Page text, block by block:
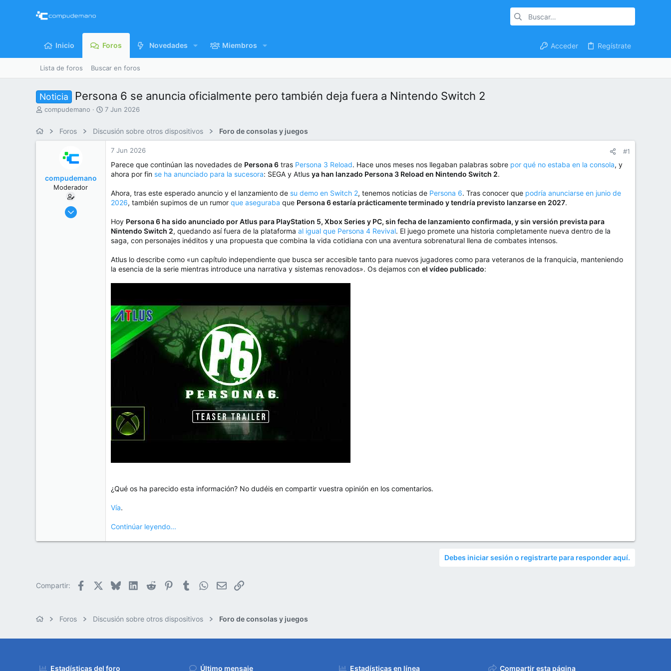
Inicio Foros Novedades Miembros Acceder Regístrate
Lista de foros Buscar en foros
Noticia Persona 6 se anuncia oficialmente pero también deja fuera a Nintendo Switch 2
I
r
compudemano
F
h
7 Jun 2026
Foros Discusión sobre otros dispositivos Foro de consolas y juegos
compudemano
Moderador
26 Jul 2013
7 Jun 2026 #1
Parece que continúan las novedades de Persona 6 tras Persona 3 Reload. Hace unos meses nos llegaban palabras sobre por qué no estaba en la consola, y
ahora por fin se ha anunciado para la sucesora: SEGA y Atlus ya han lanzado Persona 3 Reload en Nintendo Switch 2.
Ahora, tras este esperado anuncio y el lanzamiento de su demo en Switch 2, tenemos noticias de Persona 6. Tras conocer que podría anunciarse en junio de
2026, también supimos de un rumor que aseguraba que Persona 6 estaría prácticamente terminado y tendría previsto lanzarse en 2027.
Hoy Persona 6 ha sido anunciado por Atlus para PlayStation 5, Xbox Series y PC, sin fecha de lanzamiento confirmada, y sin versión prevista para
Nintendo Switch 2, quedando así fuera de la plataforma al igual que Persona 4 Revival. El juego promete una historia completamente nueva dentro de la
saga, con personajes inéditos y una propuesta que combina la vida cotidiana con una aventura sobrenatural llena de combates intensos.
Atlus lo describe como «un capítulo independiente que busca ser accesible tanto para nuevos jugadores como para veteranos de la franquicia, manteniendo
la esencia de la serie mientras introduce una narrativa y sistemas renovados». Os dejamos con el vídeo publicado:
¿Qué os ha parecido esta información? No dudéis en compartir vuestra opinión en los comentarios.
Vía.
Continúar leyendo...
Debes iniciar sesión o registrarte para responder aquí.
Compartir: Facebook BlueskyLinkedIn
Reddit PinterestTumblr WhatsApp
EmailEnlace
Foros Discusión sobre otros dispositivos Foro de consolas y juegos
Estadísticas del foro Último mensaje Estadísticas en línea Compartir esta página